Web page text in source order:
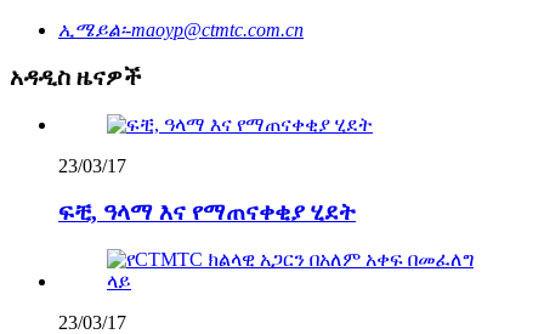
ኢሜይል፡-maoyp@ctmtc.com.cn
አዳዲስ ዜናዎች
23/03/17
ፍቺ, ዓላማ እና የማጠናቀቂያ ሂደት
23/03/17